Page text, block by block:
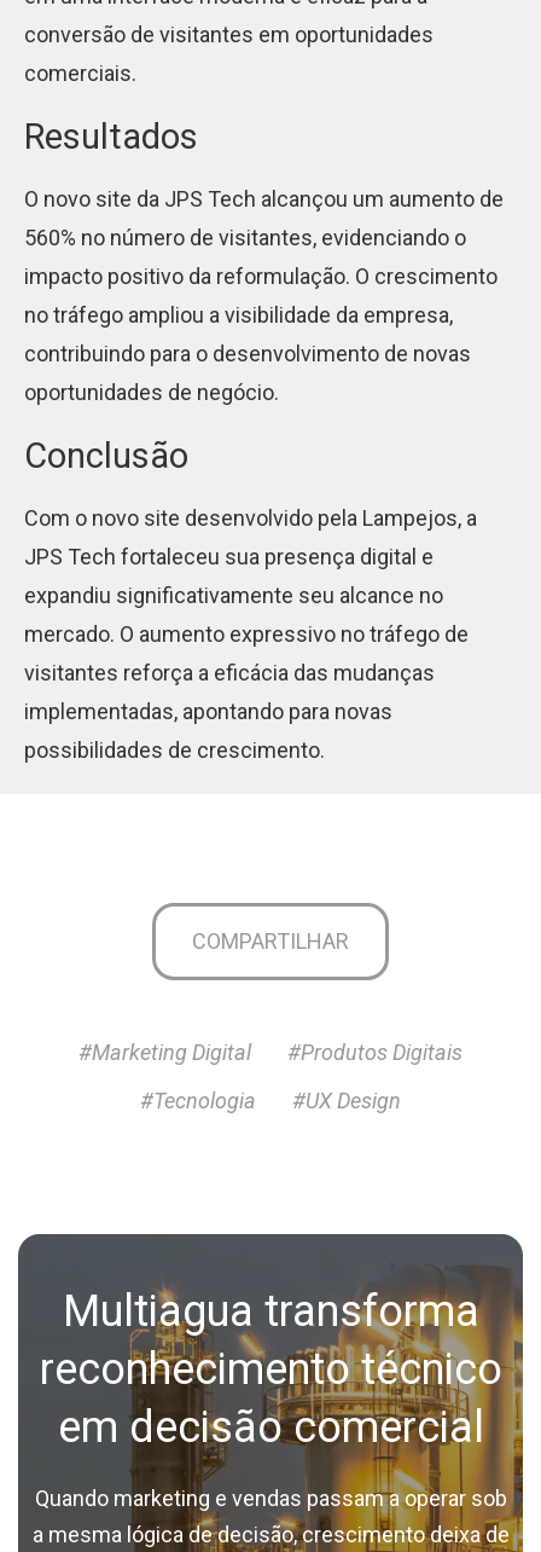
conversão de visitantes em oportunidades
comerciais.
Resultados
O novo site da JPS Tech alcançou um aumento de
560% no número de visitantes, evidenciando o
impacto positivo da reformulação. O crescimento
no tráfego ampliou a visibilidade da empresa,
contribuindo para o desenvolvimento de novas
oportunidades de negócio.
Conclusão
Com o novo site desenvolvido pela Lampejos, a
JPS Tech fortaleceu sua presença digital e
expandiu significativamente seu alcance no
mercado. O aumento expressivo no tráfego de
visitantes reforça a eficácia das mudanças
implementadas, apontando para novas
possibilidades de crescimento.
COMPARTILHAR
#Marketing Digital
#Produtos Digitais
#Tecnologia
#UX Design
Multiagua transforma
reconhecimento técnico
em decisão comercial
Quando marketing e vendas passam a operar sob
a mesma lógica de decisão, crescimento deixa de